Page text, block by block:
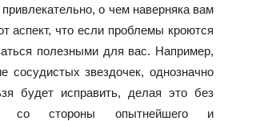
о чем наверняка вам
аспект, что если проблемы кроются
полезными для вас. Например,
сосудистых звездочек, однозначно
будет исправить, делая это без
со стороны опытнейшего и